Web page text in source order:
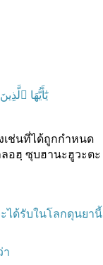
يَٰٓأَيُّهَا ٱلَّذِينَ
เช่นที่ได้ถูกกำหนด
อฮฺ ซุบฮานะฮูวะตะ
ได้รับในโลกดุนยานี้